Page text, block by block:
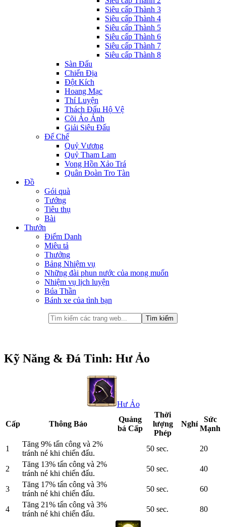
Siêu cấp Thành 3
Siêu cấp Thành 4
Siêu cấp Thành 5
Siêu cấp Thành 6
Siêu cấp Thành 7
Siêu cấp Thành 8
Sàn Đấu
Chiến Địa
Đột Kích
Hoang Mạc
Thí Luyện
Thách Đấu Hộ Vệ
Cõi Ảo Ảnh
Giải Siêu Đấu
Đế Chế
Quỷ Vương
Quỷ Tham Lam
Vong Hồn Xảo Trá
Quân Đoàn Tro Tàn
Đồ
Gói quà
Tướng
Tiêu thụ
Bài
Thưởn
Điểm Danh
Miêu tả
Thưởng
Bảng Nhiệm vụ
Những đài phun nước của mong muốn
Nhiệm vụ lịch luyện
Búa Thần
Bánh xe của tình bạn
Kỹ Năng & Đá Tinh: Hư Ảo
Hư Ảo
Cấp Thông Báo
Quảng
bá Cấp
Thời
lượng
Phép
Nghỉ
Sức
Mạnh
1
Tăng 9% tấn công và 2%
tránh né khi chiến đấu.
50 sec. 20
2
Tăng 13% tấn công và 2%
tránh né khi chiến đấu.
50 sec. 40
3
Tăng 17% tấn công và 3%
tránh né khi chiến đấu.
50 sec. 60
4
Tăng 21% tấn công và 3%
tránh né khi chiến đấu.
50 sec. 80